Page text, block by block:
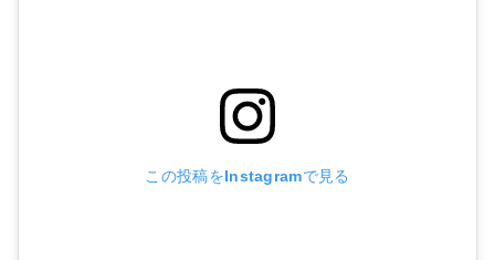
この投稿をInstagramで見る